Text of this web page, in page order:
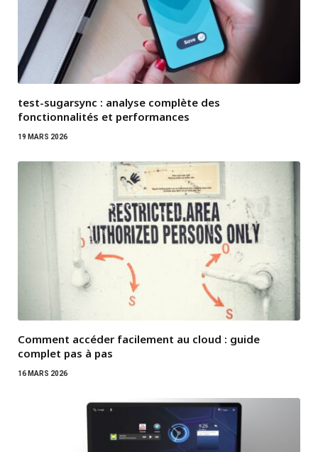
test-sugarsync : analyse complète des
fonctionnalités et performances
19 MARS 2026
Comment accéder facilement au cloud : guide
complet pas à pas
16 MARS 2026